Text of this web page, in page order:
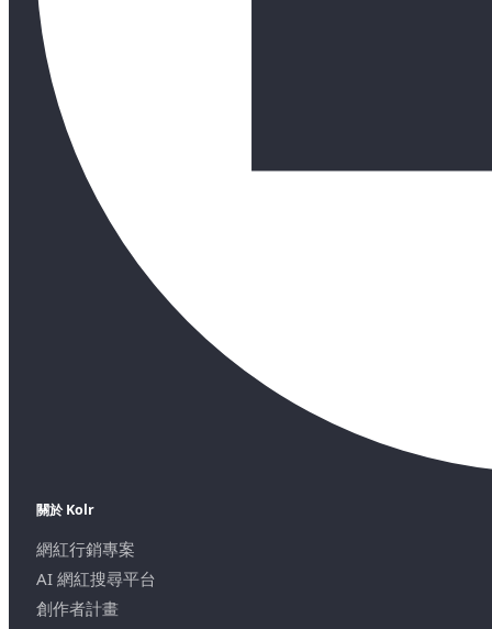
關於 Kolr
網紅行銷專案
AI 網紅搜尋平台
創作者計畫